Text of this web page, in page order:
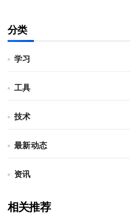
分类
学习
工具
技术
最新动态
资讯
相关推荐